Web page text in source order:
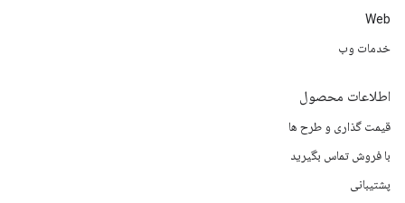
Web
خدمات وب
اطلاعات محصول
قیمت گذاری و طرح ها
با فروش تماس بگیرید
پشتیبانی